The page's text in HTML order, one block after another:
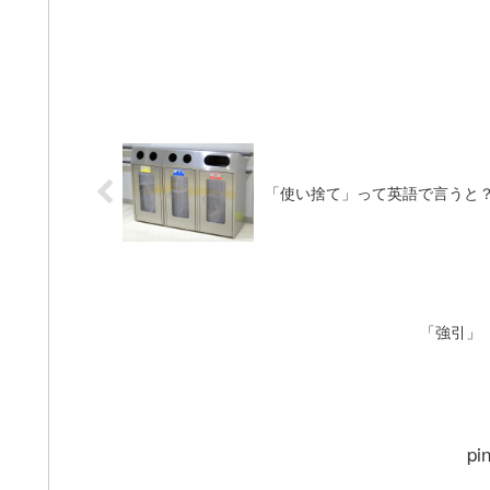
「使い捨て」って英語で言うと
「強引